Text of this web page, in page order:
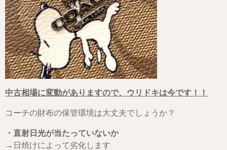
中古相場に変動がありますので、ウリドキは今です！！
コーチの財布の保管環境は大丈夫でしょうか？
・直射日光が当たっていないか
→日焼けによって劣化します